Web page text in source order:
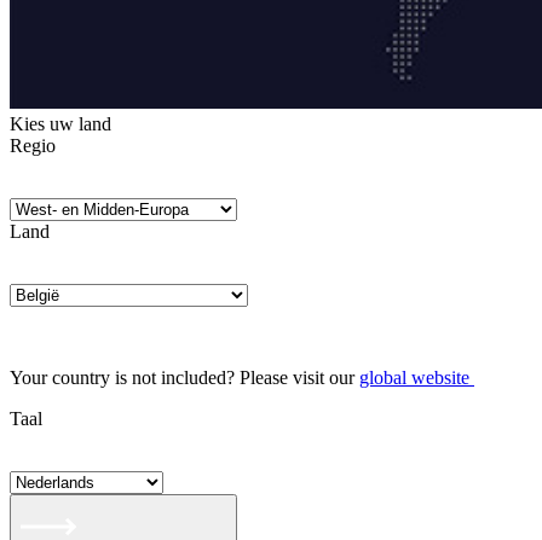
Kies uw land
Regio
Land
Your country is not included? Please visit our global website
Taal